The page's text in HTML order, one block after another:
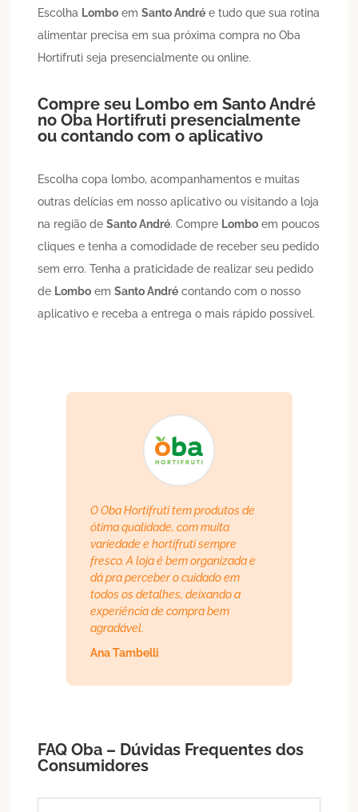
Escolha Lombo emSanto André e tudo que sua rotina
alimentar precisa em sua próxima compra no Oba
Hortifruti seja presencialmente ou online.
Compre seu Lombo emSanto André
no Oba Hortifruti presencialmente
ou contando com o aplicativo
Escolha copa lombo, acompanhamentos e muitas
outras delícias em nosso aplicativo ou visitando a loja
na região deSanto André. Compre Lombo em poucos
cliques e tenha a comodidade de receber seu pedido
sem erro. Tenha a praticidade de realizar seu pedido
de Lombo emSanto André contando com o nosso
aplicativo e receba a entrega o mais rápido possível.
O Oba Hortifruti tem produtos de
ótima qualidade, com muita
variedade e hortifruti sempre
fresco. A loja é bem organizada e
dá pra perceber o cuidado em
todos os detalhes, deixando a
experiência de compra bem
agradável.
Ana Tambelli
FAQ Oba – Dúvidas Frequentes dos
Consumidores